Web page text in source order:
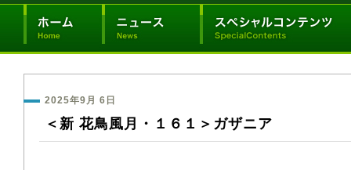
2025年9月 6日
＜新 花鳥風月・１６１＞ガザニア